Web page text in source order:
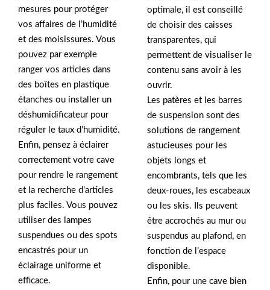
mesures pour protéger
vos affaires de l’humidité
et des moisissures. Vous
pouvez par exemple
ranger vos articles dans
des boîtes en plastique
étanches ou installer un
déshumidificateur pour
réguler le taux d’humidité.
Enfin, pensez à éclairer
correctement votre cave
pour rendre le rangement
et la recherche d’articles
plus faciles. Vous pouvez
utiliser des lampes
suspendues ou des spots
encastrés pour un
éclairage uniforme et
efficace.
optimale, il est conseillé
de choisir des caisses
transparentes, qui
permettent de visualiser le
contenu sans avoir à les
ouvrir.
Les patères et les barres
de suspension sont des
solutions de rangement
astucieuses pour les
objets longs et
encombrants, tels que les
deux-roues, les escabeaux
ou les skis. Ils peuvent
être accrochés au mur ou
suspendus au plafond, en
fonction de l’espace
disponible.
Enfin, pour une cave bien